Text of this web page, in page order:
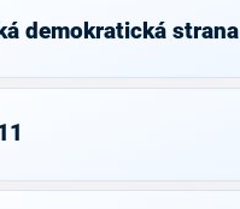
demokratická strana